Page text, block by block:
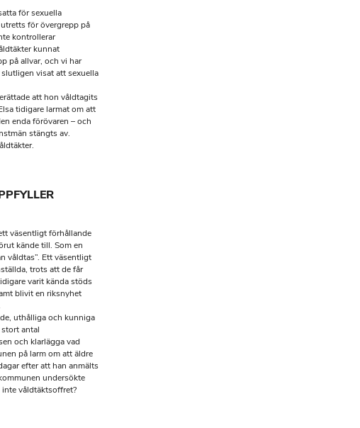
för sexuella
för övergrepp på
kontrollerar
kunnat
på allvar, och vi har
visat att sexuella
att hon våldtagits
tidigare larmat om att
enda förövaren – och
stängts av.
väsentligt förhållande
kände till. Som en
våldtas”. Ett väsentligt
trots att de får
varit kända stöds
blivit en riksnyhet
uthålliga och kunniga
antal
och klarlägga vad
på larm om att äldre
efter att han anmälts
undersökte
våldtäktsoffret?